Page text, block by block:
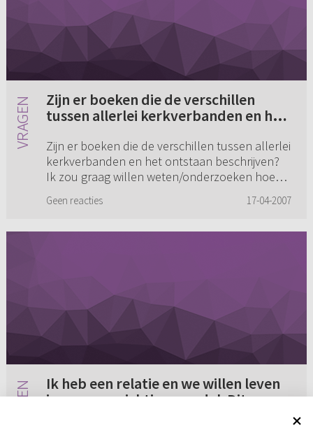
Zijn er boeken die de verschillen
tussen allerlei kerkverbanden en het
willen weten/onderzoeken hoe sinds
de Afscheiding in 1834 het kerkelijk
terrein zich verder heeft ontwikkeld
(...)
Zijn er boeken die de verschillen tussen allerlei
kerkverbanden en het ontstaan beschrijven?
Ik zou graag willen weten/onderzoeken hoe
terrein zich verder he...
Geen reacties 17-04-2007
Ik heb een relatie en we willen leven
in een voorzichtige wandel. Dit